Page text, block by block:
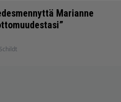
Marianne